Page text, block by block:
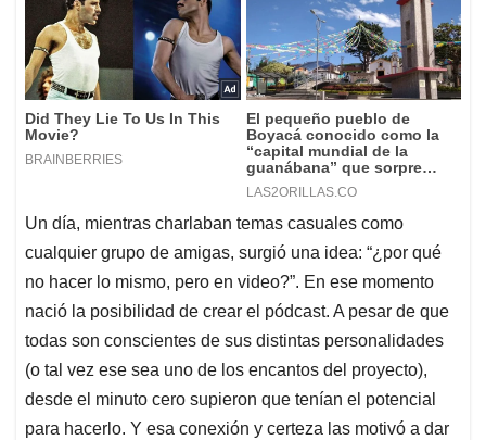
Un día, mientras charlaban temas casuales como
cualquier grupo de amigas, surgió una idea: “¿por qué
no hacer lo mismo, pero en video?”. En ese momento
nació la posibilidad de crear el pódcast. A pesar de que
todas son conscientes de sus distintas personalidades
(o tal vez ese sea uno de los encantos del proyecto),
desde el minuto cero supieron que tenían el potencial
para hacerlo. Y esa conexión y certeza las motivó a dar